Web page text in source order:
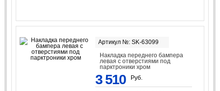
Артикул №: SK-63099
Накладка переднего бампера
левая с отверстиями под
парктроники хром
3 510 Руб.